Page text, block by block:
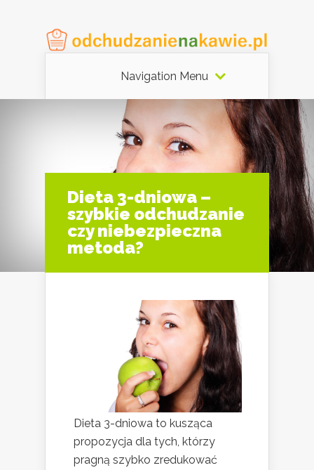
Navigation Menu
Dieta 3-dniowa –
szybkie odchudzanie
czy niebezpieczna
metoda?
Dieta 3-dniowa to kusząca
propozycja dla tych, którzy
pragną szybko zredukować